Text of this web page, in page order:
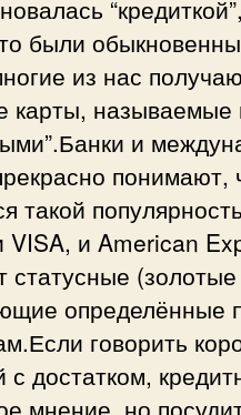
были
из нас
карты, называемые
и
понимают,
такой
VISA, и American
статусные
определённые
говорить
достатком,
мнение, но